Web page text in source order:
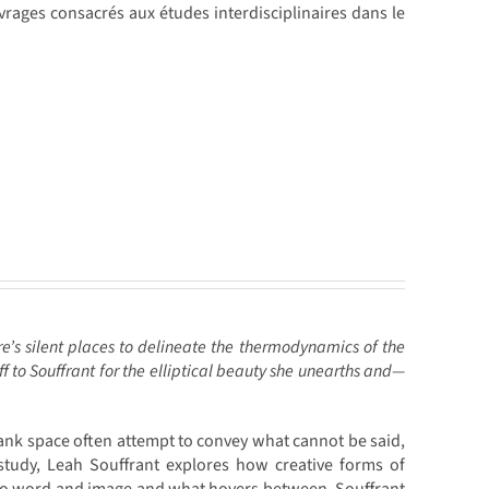
consacrés aux études interdisciplinaires dans le
silent places to delineate the thermodynamics of the
to Souffrant for the elliptical beauty she unearths and—
space often attempt to convey what cannot be said,
Leah Souffrant explores how creative forms of